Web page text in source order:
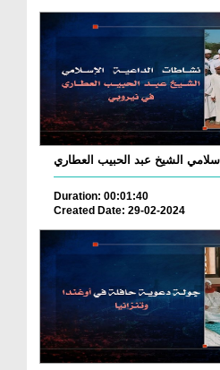
Duration: 00:01:40
Created Date: 29-02-2024